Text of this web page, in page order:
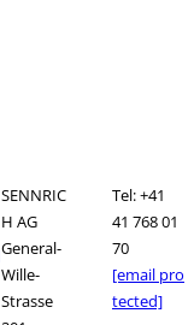
SENNRIC
H AG
General-
Wille-
Strasse
Tel: +41
41 768 01
70
[email pro
tected]